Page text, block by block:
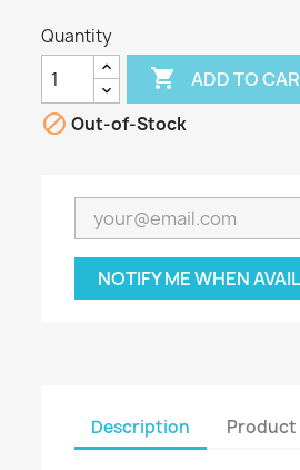
Quantity
 ADD TO
 Out-of-Stock
NOTIFY ME WHEN
Description Product